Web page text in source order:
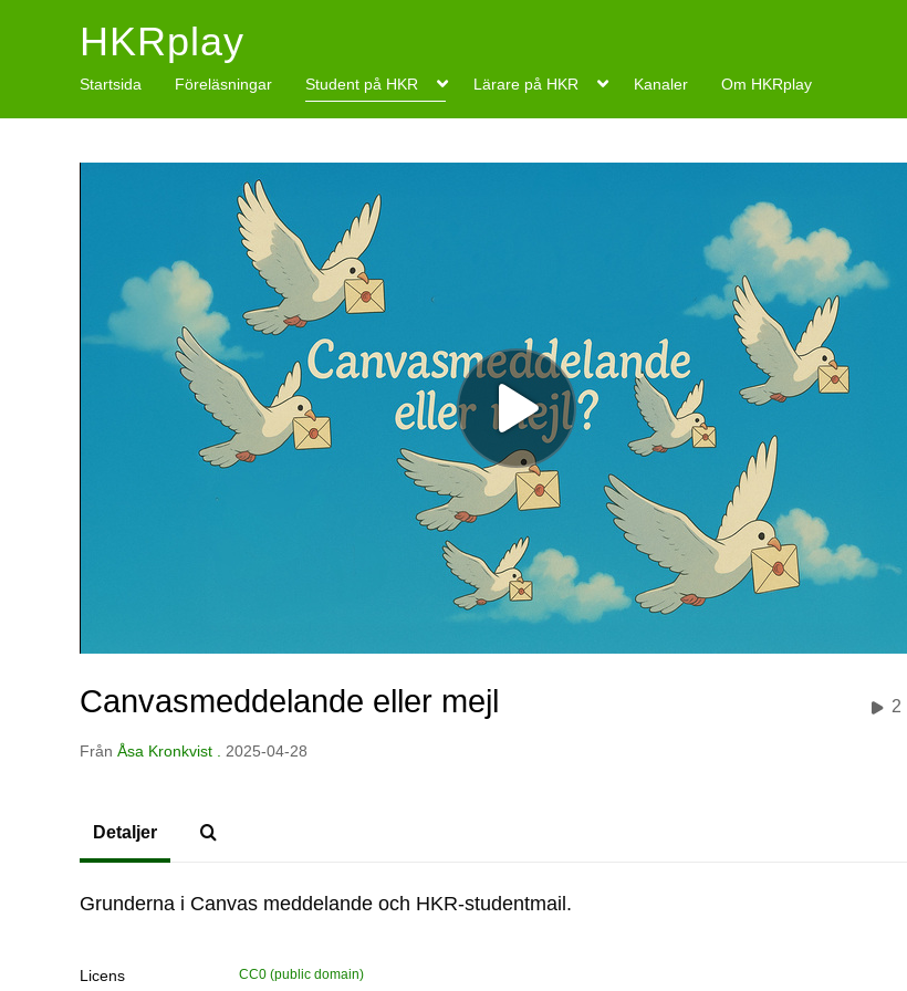
HKRplay
Startsida Föreläsningar Student på HKR Lärare på HKR Kanaler Om HKRplay
Canvasmeddelande eller mejl
Från Åsa Kronkvist . 2025-04-28
2
Detaljer
Grunderna i Canvas meddelande och HKR-studentmail.
Licens CC0 (public domain)